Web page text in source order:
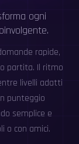
ogni
rapide,
partita. Il ritmo
livelli adatti
punteggio
semplice e
o con amici.